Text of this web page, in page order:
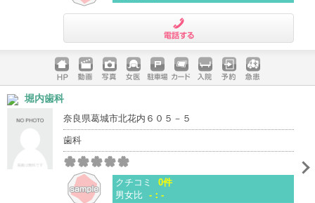
ホームペ
ージ
動画 写真 女医 駐車場
クレジッ
入院 予約 急患
堀内歯科
奈良県葛城市北花内６０５－５
歯科
クチコミ
0件
男女比 -：-